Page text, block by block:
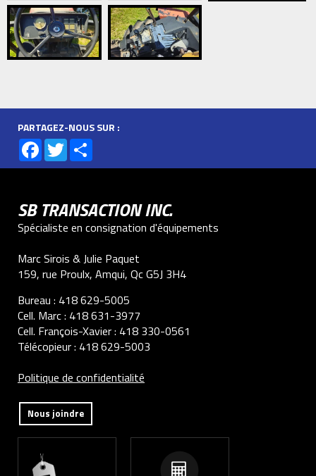
PARTAGEZ-NOUS SUR :
Facebook
Twitter
SB TRANSACTION INC.
Spécialiste en consignation d'équipements
Marc Sirois & Julie Paquet
159, rue Proulx, Amqui, Qc G5J 3H4
Bureau : 418 629-5005
Cell. Marc : 418 631-3977
Cell. François-Xavier : 418 330-0561
Télécopieur : 418 629-5003
Politique de confidentialité
Nous joindre